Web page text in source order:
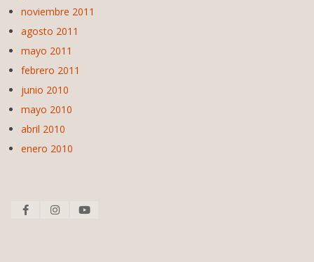
noviembre 2011
agosto 2011
mayo 2011
febrero 2011
junio 2010
mayo 2010
abril 2010
enero 2010